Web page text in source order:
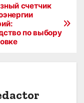
счетчик
по выбору